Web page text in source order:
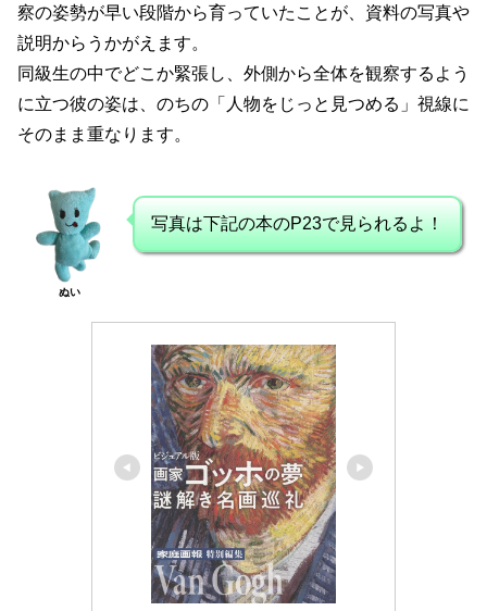
察の姿勢が早い段階から育っていたことが、資料の写真や
説明からうかがえます。
同級生の中でどこか緊張し、外側から全体を観察するよう
に立つ彼の姿は、のちの「人物をじっと見つめる」視線に
そのまま重なります。
ぬい
写真は下記の本のP23で見られるよ！